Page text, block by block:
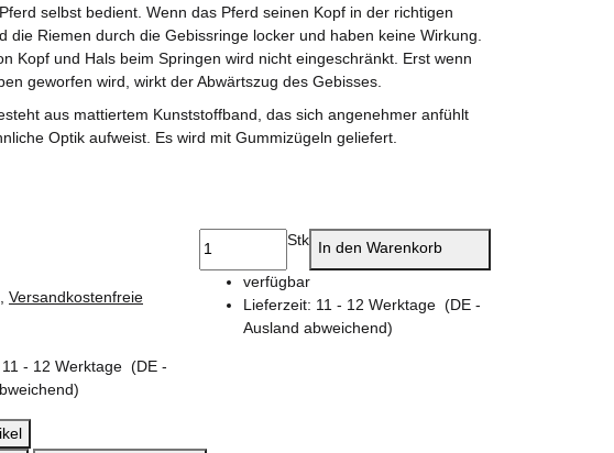
selbst bedient. Wenn das Pferd seinen Kopf in der richtigen
die Riemen durch die Gebissringe locker und haben keine Wirkung.
Kopf und Hals beim Springen wird nicht eingeschränkt. Erst wenn
geworfen wird, wirkt der Abwärtszug des Gebisses.
aus mattiertem Kunststoffband, das sich angenehmer anfühlt
Optik aufweist. Es wird mit Gummizügeln geliefert.
Versandkostenfreie
11 - 12 Werktage (DE -
Stk In den Warenkorb
verfügbar
Lieferzeit: 11 - 12 Werktage (DE -
Ausland abweichend)